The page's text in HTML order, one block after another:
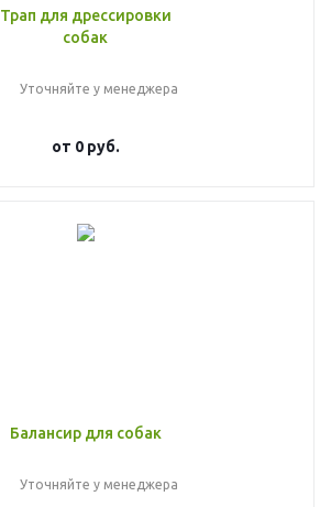
Трап для дрессировки
собак
Уточняйте у менеджера
от 0 руб.
Балансир для собак
Уточняйте у менеджера